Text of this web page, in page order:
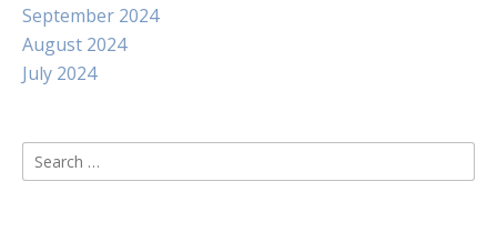
September 2024
August 2024
July 2024
Search
for: